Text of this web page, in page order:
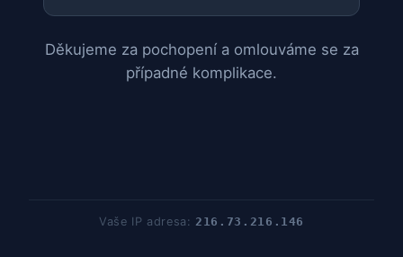
Děkujeme za pochopení a omlouváme se za
případné komplikace.
Vaše IP adresa:216.73.216.146